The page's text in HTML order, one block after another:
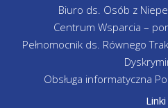
Biuro ds. Osób z
Centrum Wsparcia –
Pełnomocnik ds. Równego
Obsługa informatyczna
Linki